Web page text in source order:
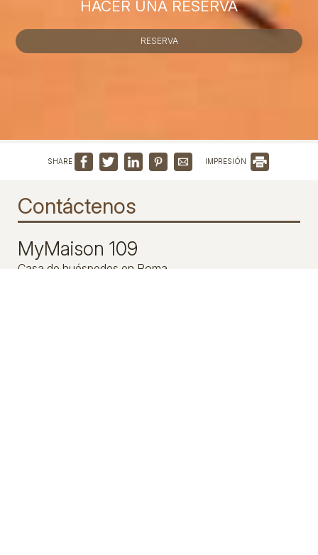
HACER UNA RESERVA
RESERVA
SHARE IMPRESIÓN
Contáctenos
MyMaison 109
Casa de huéspedes en Roma